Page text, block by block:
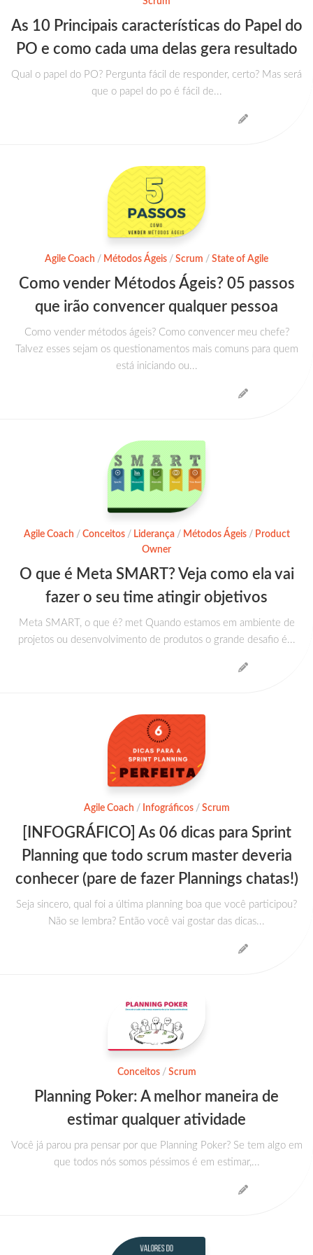
As 10 Principais características do Papel do
PO e como cada uma delas gera resultado
Qual o papel do PO? Pergunta fácil de responder, certo? Mas será
que o papel do po é fácil de...
Agile Coach / Métodos Ágeis / Scrum / State of Agile
Como vender Métodos Ágeis? 05 passos
que irão convencer qualquer pessoa
Como vender métodos ágeis? Como convencer meu chefe?
Talvez esses sejam os questionamentos mais comuns para quem
está iniciando ou...
Agile Coach / Conceitos/ Liderança/ Métodos Ágeis/ Product
Owner
O que é Meta SMART? Veja como ela vai
fazer o seu time atingir objetivos
Meta SMART, o que é? met Quando estamos em ambiente de
projetos ou desenvolvimento de produtos o grande desafio é...
Agile Coach / Infográficos/ Scrum
[INFOGRÁFICO] As 06 dicas para Sprint
Planning que todo scrum master deveria
conhecer (pare de fazer Plannings chatas!)
Seja sincero, qual foi a última planning boa que você participou?
Não se lembra? Então você vai gostar das dicas...
Conceitos/ Scrum
Planning Poker: A melhor maneira de
estimar qualquer atividade
Você já parou pra pensar por que Planning Poker? Se tem algo em
que todos nós somos péssimos é em estimar,...